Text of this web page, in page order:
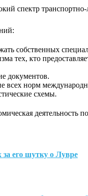
спектр
собственных
тех, кто
документов.
всех норм
схемы.
деятельность
за его шутку о Лувре